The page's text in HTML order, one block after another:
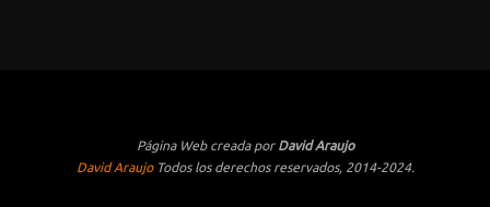
Página Web creada porDavid Araujo
David AraujoTodos los derechos reservados, 2014-2024.